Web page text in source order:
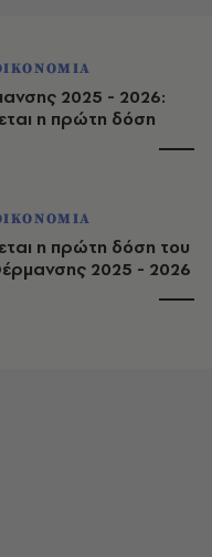
2025 - 2026:
η πρώτη δόση
η πρώτη δόση του
2025 - 2026